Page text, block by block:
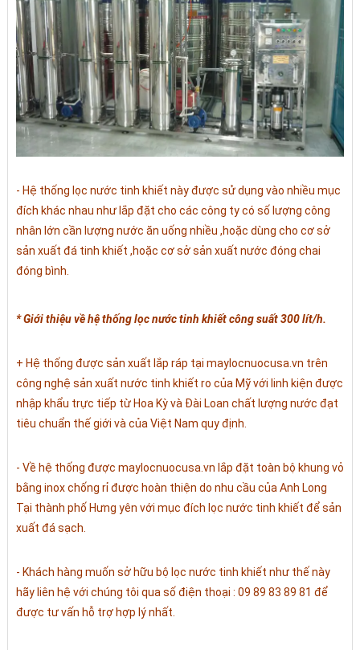
- Hệ thống lọc nước tinh khiết này được sử dụng vào nhiều mục
đích khác nhau như lắp đặt cho các công ty có số lượng công
nhân lớn cần lượng nước ăn uống nhiều ,hoặc dùng cho cơ sở
sản xuất đá tinh khiết ,hoặc cơ sở sản xuất nước đóng chai
đóng bình.
* Giới thiệu về hệ thống lọc nước tinh khiết công suất 300 lít/h.
+ Hệ thống được sản xuất lắp ráp tại maylocnuocusa.vn trên
công nghệ sản xuất nước tinh khiết ro của Mỹ với linh kiện được
nhập khẩu trực tiếp từ Hoa Kỳ và Đài Loan chất lượng nước đạt
tiêu chuẩn thế giới và của Việt Nam quy định.
- Về hệ thống được maylocnuocusa.vn lắp đặt toàn bộ khung vỏ
bằng inox chống rỉ được hoàn thiện do nhu cầu của Anh Long
Tại thành phố Hưng yên với mục đích lọc nước tinh khiết để sản
xuất đá sạch.
- Khách hàng muốn sở hữu bộ lọc nước tinh khiết như thế này
hãy liên hệ với chúng tôi qua số điện thoại : 09 89 83 89 81 để
được tư vấn hỗ trợ hợp lý nhất.